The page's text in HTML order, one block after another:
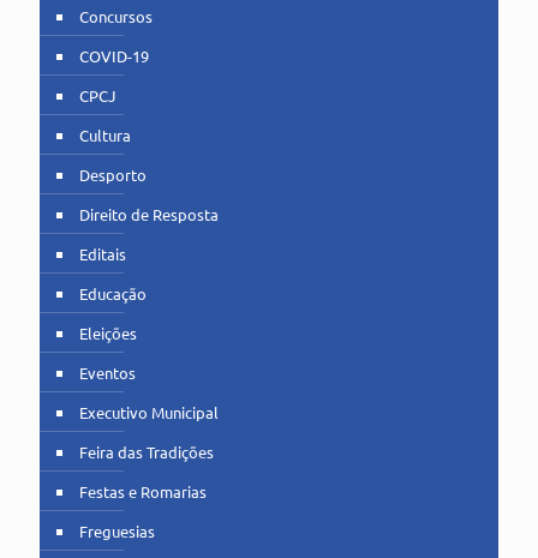
Concursos
COVID-19
CPCJ
Cultura
Desporto
Direito de Resposta
Editais
Educação
Eleições
Eventos
Executivo Municipal
Feira das Tradições
Festas e Romarias
Freguesias